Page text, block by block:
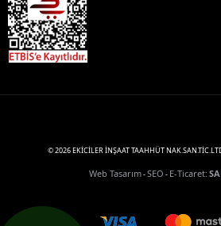
© 2026 EKİCİLER İNŞAAT TAAHHÜT
Web Tasarım-SEO - E-Ticaret: